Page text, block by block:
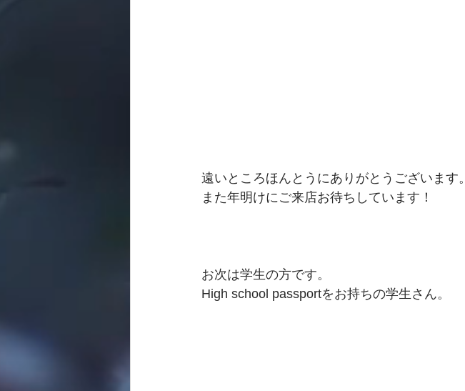
遠いところほんとうにありがとうございます。
また年明けにご来店お待ちしています！
お次は学生の方です。
High school passportをお持ちの学生さん。